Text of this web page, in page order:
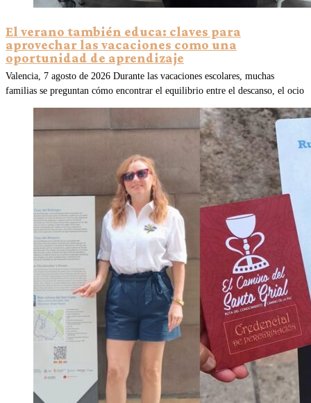
El verano también educa: claves para
aprovechar las vacaciones como una
oportunidad de aprendizaje
Valencia, 7 agosto de 2026 Durante las vacaciones escolares, muchas
familias se preguntan cómo encontrar el equilibrio entre el descanso, el ocio